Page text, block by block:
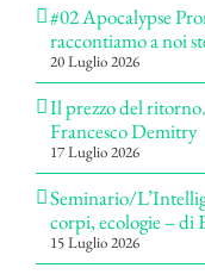
#02 Apocalypse
raccontiamo a noi
20 Luglio 2026
Il prezzo del
Francesco Demitry
17 Luglio 2026
Seminario/
corpi, ecologie – di
15 Luglio 2026